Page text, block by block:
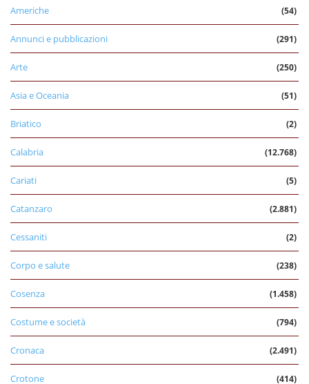
Americhe (54)
Annunci e pubblicazioni (291)
Arte (250)
Asia e Oceania (51)
Briatico (2)
Calabria (12.768)
Cariati (5)
Catanzaro (2.881)
Cessaniti (2)
Corpo e salute (238)
Cosenza (1.458)
Costume e società (794)
Cronaca (2.491)
Crotone (414)